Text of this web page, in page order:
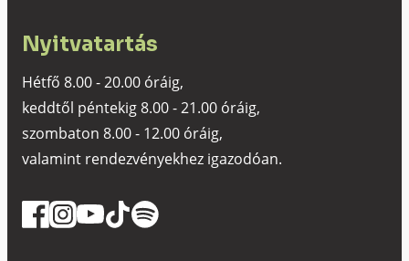
Nyitvatartás
Hétfő 8.00 - 20.00 óráig,
keddtől péntekig 8.00 - 21.00 óráig,
szombaton 8.00 - 12.00 óráig,
valamint rendezvényekhez igazodóan.